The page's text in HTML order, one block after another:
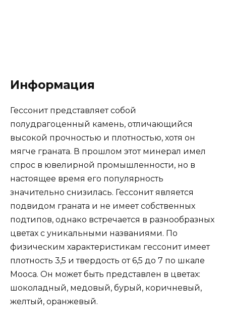
Информация
Гессонит представляет собой
полудрагоценный камень, отличающийся
высокой прочностью и плотностью, хотя он
мягче граната. В прошлом этот минерал имел
спрос в ювелирной промышленности, но в
настоящее время его популярность
значительно снизилась. Гессонит является
подвидом граната и не имеет собственных
подтипов, однако встречается в разнообразных
цветах с уникальными названиями. По
физическим характеристикам гессонит имеет
плотность 3,5 и твердость от 6,5 до 7 по шкале
Мооса. Он может быть представлен в цветах:
шоколадный, медовый, бурый, коричневый,
желтый, оранжевый.